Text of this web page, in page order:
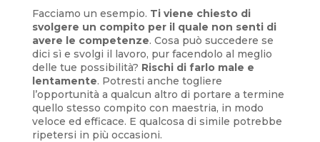
Facciamo un esempio. Ti viene chiesto di
svolgere un compito per il quale non senti di
avere le competenze. Cosa può succedere se
dici sì e svolgi il lavoro, pur facendolo al meglio
delle tue possibilità? Rischi di farlo male e
lentamente. Potresti anche togliere
l’opportunità a qualcun altro di portare a termine
quello stesso compito con maestria, in modo
veloce ed efficace. E qualcosa di simile potrebbe
ripetersi in più occasioni.